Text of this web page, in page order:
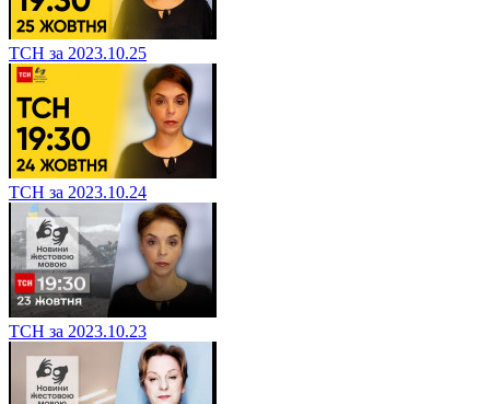
ТСН за 2023.10.25
ТСН за 2023.10.24
ТСН за 2023.10.23